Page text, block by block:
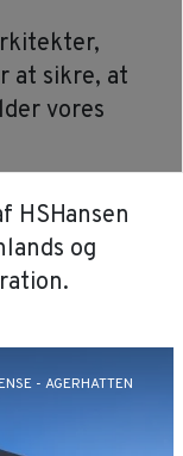
at sikre, at
vores
HSHansen
og
- AGERHATTEN